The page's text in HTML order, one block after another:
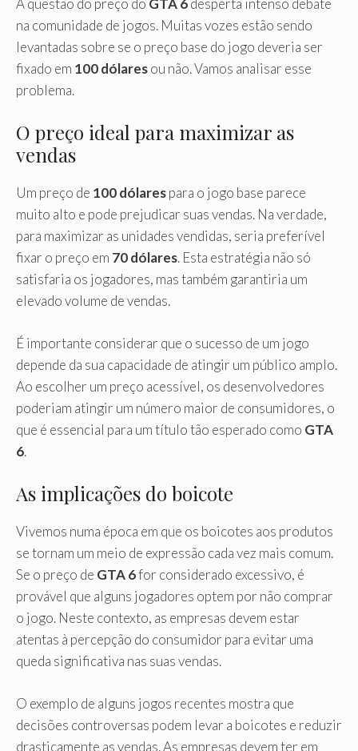
A questão do preço do GTA 6desperta intenso debate
na comunidade de jogos. Muitas vozes estão sendo
levantadas sobre se o preço base do jogo deveria ser
fixado em 100 dólaresou não. Vamos analisar esse
problema.
O preço ideal para maximizar as
vendas
Um preço de 100 dólarespara o jogo base parece
muito alto e pode prejudicar suas vendas. Na verdade,
para maximizar as unidades vendidas, seria preferível
fixar o preço em 70 dólares. Esta estratégia não só
satisfaria os jogadores, mas também garantiria um
elevado volume de vendas.
É importante considerar que o sucesso de um jogo
depende da sua capacidade de atingir um público amplo.
Ao escolher um preço acessível, os desenvolvedores
poderiam atingir um número maior de consumidores, o
que é essencial para um título tão esperado como GTA
6.
As implicações do boicote
Vivemos numa época em que os boicotes aos produtos
se tornam um meio de expressão cada vez mais comum.
Se o preço de GTA 6for considerado excessivo, é
provável que alguns jogadores optem por não comprar
o jogo. Neste contexto, as empresas devem estar
atentas à percepção do consumidor para evitar uma
queda significativa nas suas vendas.
O exemplo de alguns jogos recentes mostra que
decisões controversas podem levar a boicotes e reduzir
drasticamente as vendas. As empresas devem ter em